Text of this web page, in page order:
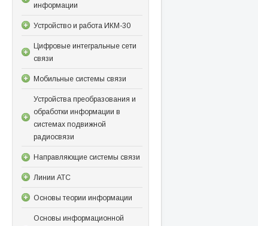
информации
Устройство и работа ИКМ-30
Цифровые интегральные сети
связи
Мобильные системы связи
Устройства преобразования и
обработки информации в
системах подвижной
радиосвязи
Направляющие системы связи
Линии АТС
Основы теории информации
Основы информационной